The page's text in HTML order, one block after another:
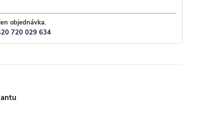
objednávka.
720 029 634